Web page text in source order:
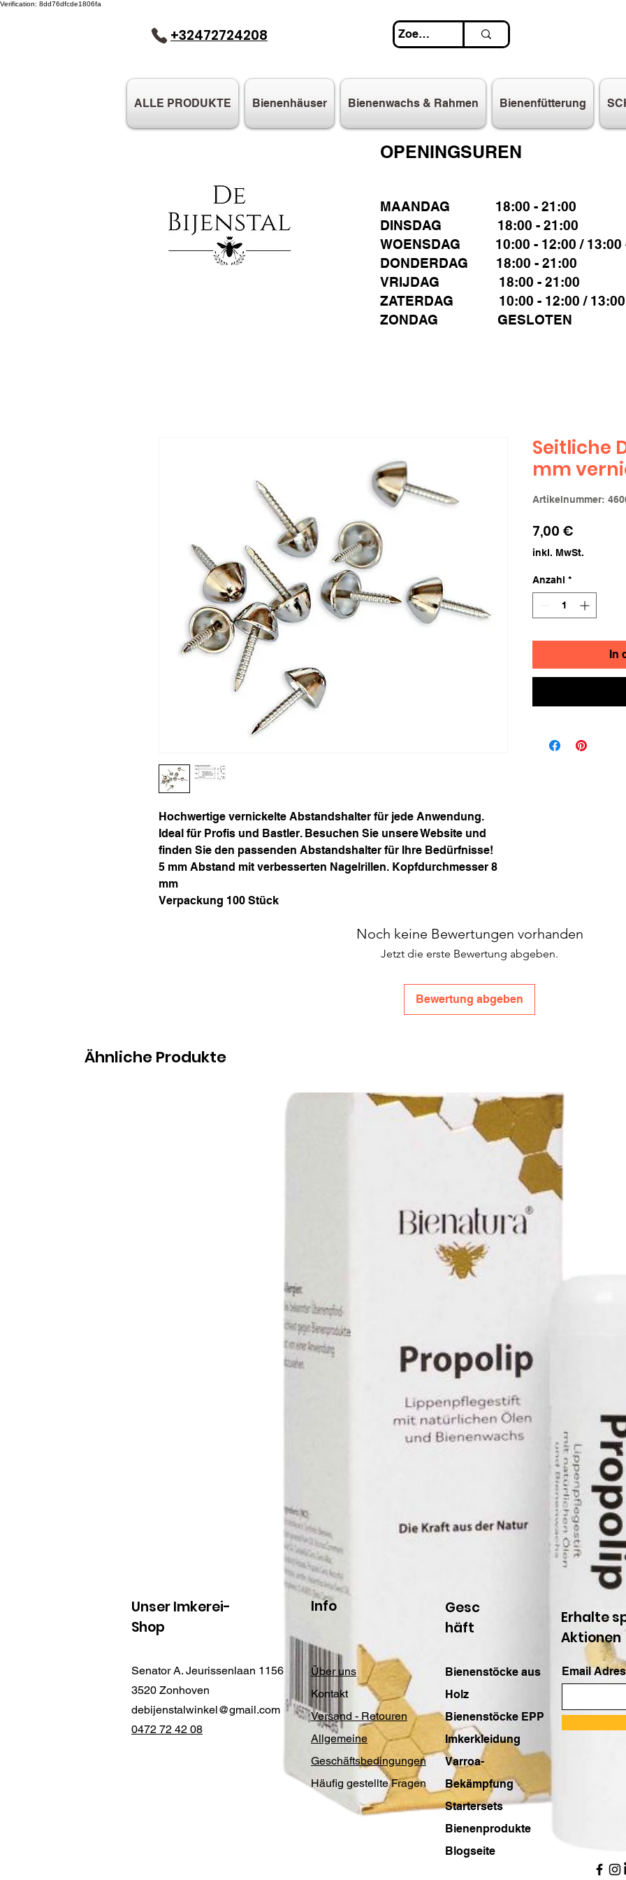
Verification: 8dd76dfcde1806fa
+32472724208
ALLE PRODUKTE Bienenhäuser Bienenwachs & Rahmen Bienenfütterung
OPENINGSUREN
MAANDAG 18:00 - 21:00
DINSDAG 18:00 - 21:00
WOENSDAG 10:00 - 12:00 / 13:00
DONDERDAG 18:00 - 21:00
VRIJDAG 18:00 - 21:00
ZATERDAG 10:00 - 12:00 / 13:00
ZONDAG GESLOTEN
Hochwertige vernickelte Abstandshalter für jede Anwendung.
Ideal für Profis und Bastler. Besuchen Sie unsere Website und
finden Sie den passenden Abstandshalter für Ihre Bedürfnisse!
5 mm Abstand mit verbesserten Nagelrillen. Kopfdurchmesser 8
mm
Verpackung 100 Stück
Seitliche
mm
Artikelnummer:
7,00 €
inkl. MwSt.
Anzahl *
In
Noch keine Bewertungen vorhanden
Jetzt die erste Bewertung abgeben.
Bewertung abgeben
Ähnliche Produkte
Unser Imkerei-
Shop
Senator A. Jeurissenlaan 1156
3520 Zonhoven
debijenstalwinkel@gmail.com
0472 72 42 08
Info
Über uns
Kontakt
Versand - Retouren
Allgemeine
Geschäftsbedingungen
Häufig gestellte Fragen
Gesc
häft
Bienenstöcke aus
Holz
Bienenstöcke EPP
Imkerkleidung
Varroa-
Bekämpfung
Startersets
Bienenprodukte
Blogseite
Erhalte
Aktionen
Email